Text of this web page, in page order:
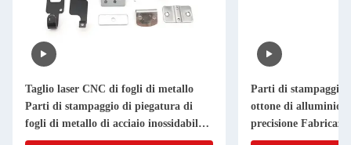
Taglio laser CNC di fogli di metallo
Parti di stampaggio di piegatura di
fogli di metallo di acciaio inossidabile
di alluminio
Parti di stampaggio
ottone di alluminio
precisione
metallo su misura